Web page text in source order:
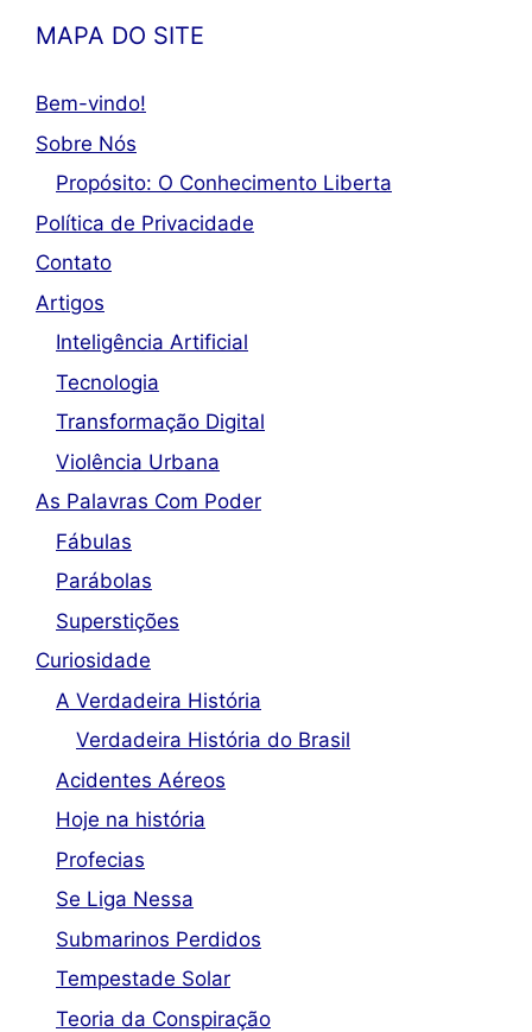
MAPA DO SITE
Bem-vindo!
Sobre Nós
Propósito: O Conhecimento Liberta
Política de Privacidade
Contato
Artigos
Inteligência Artificial
Tecnologia
Transformação Digital
Violência Urbana
As Palavras Com Poder
Fábulas
Parábolas
Superstições
Curiosidade
A Verdadeira História
Verdadeira História do Brasil
Acidentes Aéreos
Hoje na história
Profecias
Se Liga Nessa
Submarinos Perdidos
Tempestade Solar
Teoria da Conspiração